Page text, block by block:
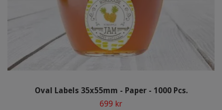
Oval Labels 35x55mm - Paper - 1000 Pcs.
699 kr